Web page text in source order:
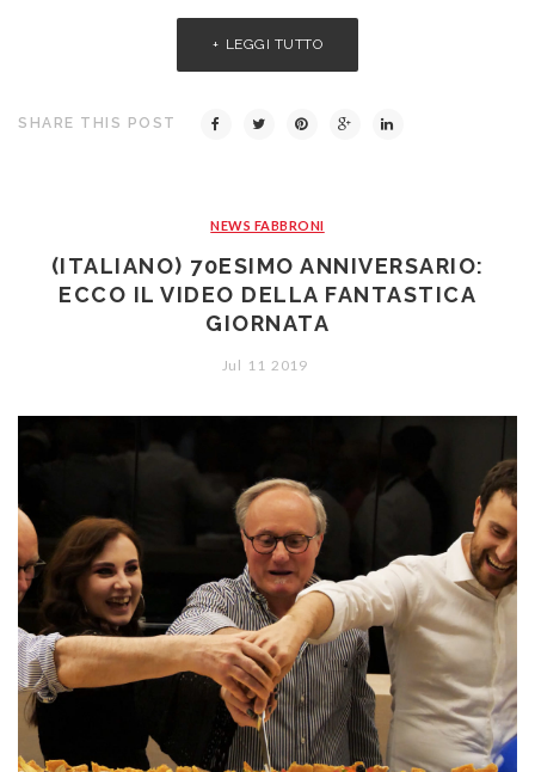
LEGGI TUTTO
SHARE THIS POST
NEWS FABBRONI
(ITALIANO) 70ESIMO ANNIVERSARIO:
ECCO IL VIDEO DELLA FANTASTICA
GIORNATA
Jul 11 2019